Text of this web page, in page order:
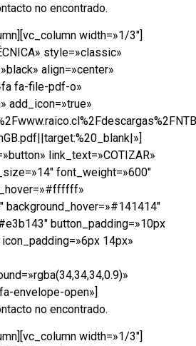
no encontrado.
width=»1/3″]
style=»classic»
align=»center»
fa-file-pdf-o»
add_icon=»true»
link_text=»COTIZAR»
font_weight=»600″
background_hover=»#141414″
button_padding=»10px
14px»
envelope-open»]
no encontrado.
width=»1/3″]